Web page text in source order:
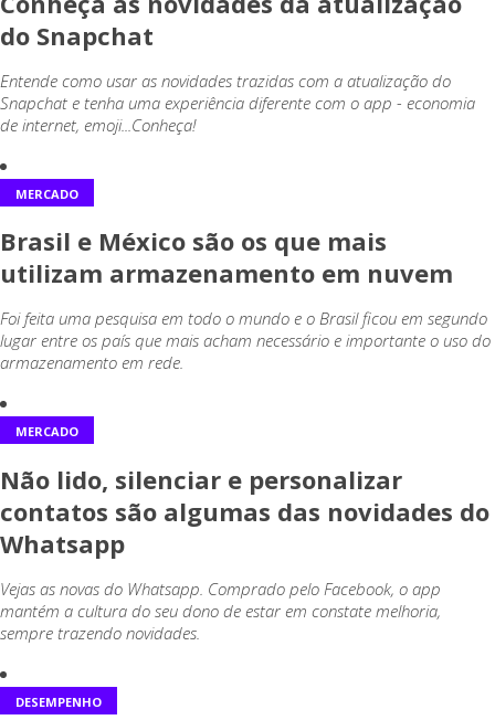
do Snapchat
Entende como usar as novidades trazidas com a atualização do
Snapchat e tenha uma experiência diferente com o app - economia
de internet, emoji...Conheça!
MERCADO
Brasil e México são os que mais
utilizam armazenamento em nuvem
Foi feita uma pesquisa em todo o mundo e o Brasil ficou em segundo
lugar entre os país que mais acham necessário e importante o uso do
armazenamento em rede.
MERCADO
Não lido, silenciar e personalizar
contatos são algumas das novidades do
Whatsapp
Vejas as novas do Whatsapp. Comprado pelo Facebook, o app
mantém a cultura do seu dono de estar em constate melhoria,
sempre trazendo novidades.
DESEMPENHO